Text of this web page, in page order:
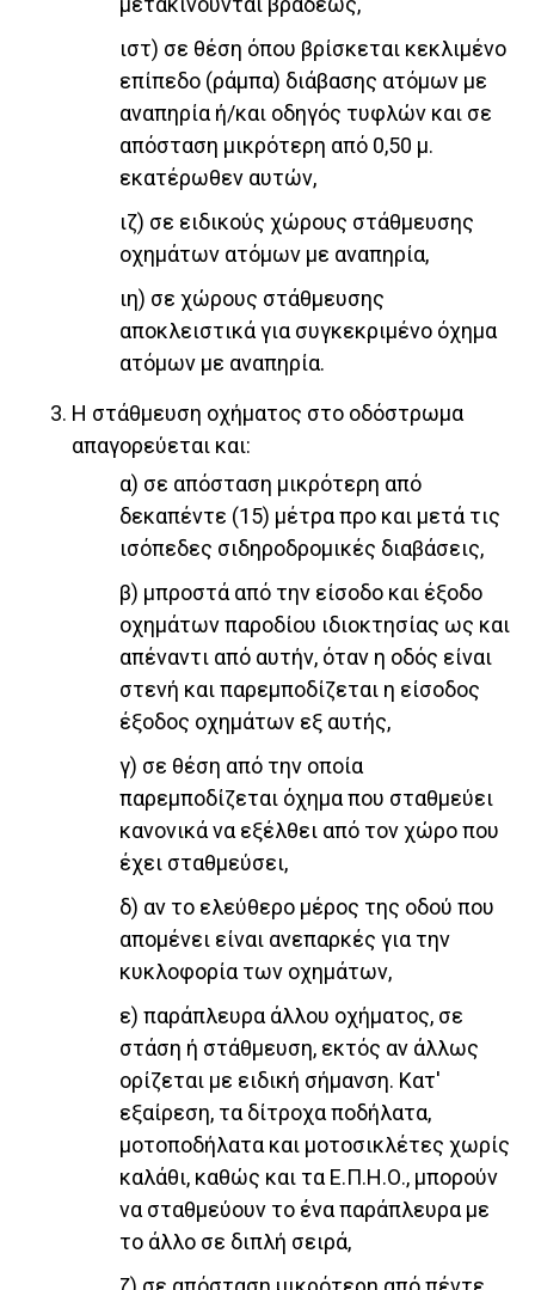
ιστ) σε θέση όπου βρίσκεται κεκλιμένο
επίπεδο (ράμπα) διάβασης ατόμων με
αναπηρία ή/και οδηγός τυφλών και σε
απόσταση μικρότερη από 0,50 μ.
εκατέρωθεν αυτών,
ιζ) σε ειδικούς χώρους στάθμευσης
οχημάτων ατόμων με αναπηρία,
ιη) σε χώρους στάθμευσης
αποκλειστικά για συγκεκριμένο όχημα
ατόμων με αναπηρία.
Η στάθμευση οχήματος στο οδόστρωμα
απαγορεύεται και:
α) σε απόσταση μικρότερη από
δεκαπέντε (15) μέτρα προ και μετά τις
ισόπεδες σιδηροδρομικές διαβάσεις,
β) μπροστά από την είσοδο και έξοδο
οχημάτων παροδίου ιδιοκτησίας ως και
απέναντι από αυτήν, όταν η οδός είναι
στενή και παρεμποδίζεται η είσοδος
έξοδος οχημάτων εξ αυτής,
γ) σε θέση από την οποία
παρεμποδίζεται όχημα που σταθμεύει
κανονικά να εξέλθει από τον χώρο που
έχει σταθμεύσει,
δ) αν το ελεύθερο μέρος της οδού που
απομένει είναι ανεπαρκές για την
κυκλοφορία των οχημάτων,
ε) παράπλευρα άλλου οχήματος, σε
στάση ή στάθμευση, εκτός αν άλλως
ορίζεται με ειδική σήμανση. Κατ'
εξαίρεση, τα δίτροχα ποδήλατα,
μοτοποδήλατα και μοτοσικλέτες χωρίς
καλάθι, καθώς και τα Ε.Π.Η.Ο., μπορούν
να σταθμεύουν το ένα παράπλευρα με
το άλλο σε διπλή σειρά,